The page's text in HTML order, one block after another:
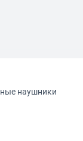
наушники